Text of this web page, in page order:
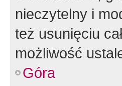
nieczytelny i
też usunięciu
możliwość
Góra